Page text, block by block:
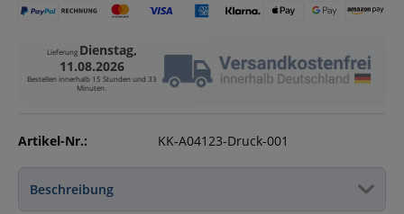
Lieferung Dienstag,
11.08.2026
Bestellen innerhalb 15 Stunden und 33
Minuten.
Artikel-Nr.: KK-A04123-Druck-001
Beschreibung